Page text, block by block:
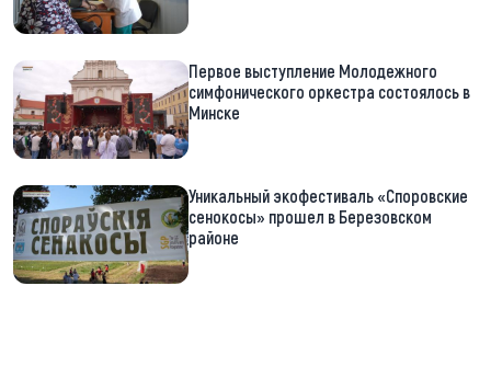
Первое выступление Молодежного
симфонического оркестра состоялось в
Минске
Уникальный экофестиваль «Споровские
сенокосы» прошел в Березовском
районе